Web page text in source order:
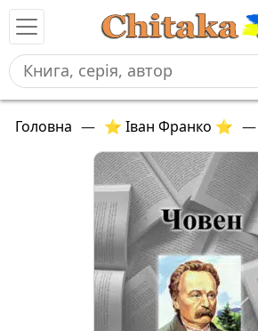
Головна — ⭐ Іван Франко ⭐ —